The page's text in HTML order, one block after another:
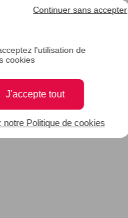
l'utilisation de
cookies
J'accepte tout
Continuer sans accepter
Politique de cookies